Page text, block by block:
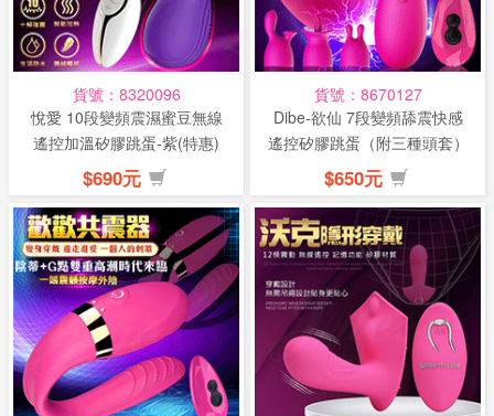
貨號：8320096
悅愛 10段變頻震濕蜜豆無線
遙控加溫矽膠跳蛋-紫(特惠)
$690元
貨號：8670127
Dibe-欲仙 7段變頻舔震快感
遙控矽膠跳蛋（附三種頭套）
(...
$650元